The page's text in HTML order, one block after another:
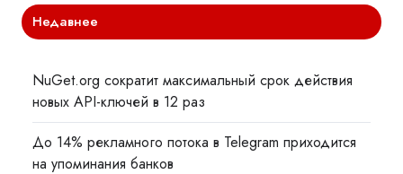
Недавнее
NuGet.org сократит максимальный срок действия
новых API-ключей в 12 раз
До 14% рекламного потока в Telegram приходится
на упоминания банков